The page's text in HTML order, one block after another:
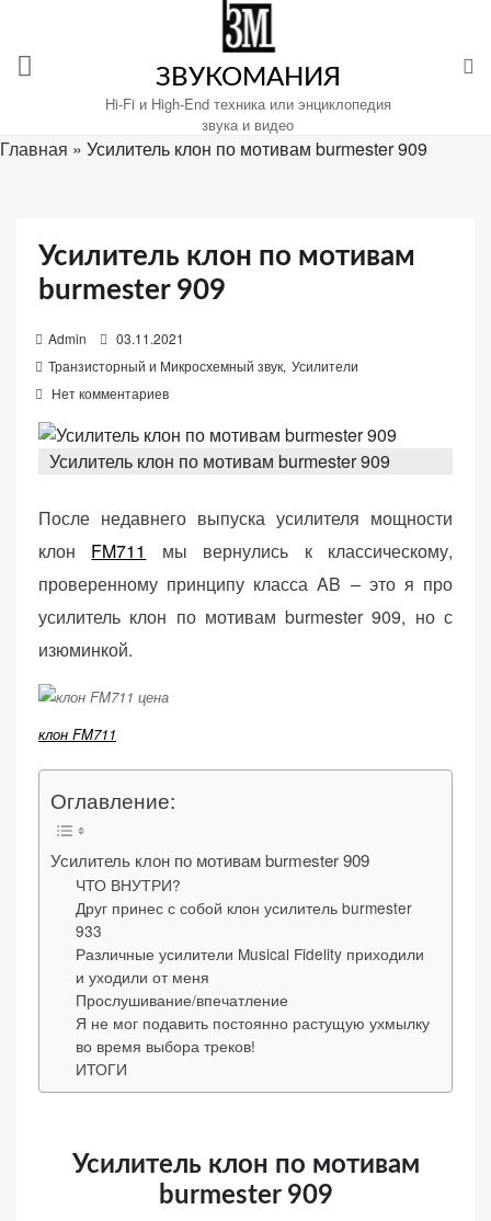
содержимому
ЗВУКОМАНИЯ
Hi-Fi и High-End техника или энциклопедия
звука и видео
Главная » Усилитель клон по мотивам burmester 909
Усилитель клон по мотивам
burmester 909
Admin
o
s
e
d
n
03.11.2021
Транзисторный и Микросхемный звук, Усилители
Нет комментариев
Усилитель клон по мотивам burmester 909
После недавнего выпуска усилителя мощности
клон FM711
мы вернулись к классическому,
проверенному принципу класса AB – это я про
усилитель клон по мотивам burmester 909, но с
изюминкой.
клон FM711
Оглавление:
Усилитель клон по мотивам burmester 909
ЧТО ВНУТРИ?
Друг принес с собой клон усилитель burmester
933
Различные усилители Musical Fidelity приходили
и уходили от меня
Прослушивание/впечатление
Я не мог подавить постоянно растущую ухмылку
во время выбора треков!
ИТОГИ
Усилитель клон по мотивам
burmester 909
«Принять
все»
«Настройки
cookie»
для
Звукомания.
(технические)
Необходимы для
работы сайта.
Сохраняют
настройки,
корзину,
авторизацию. Они
необходимы для
функционирования
веб-сайта.
Функциональные
работу сайта. Если